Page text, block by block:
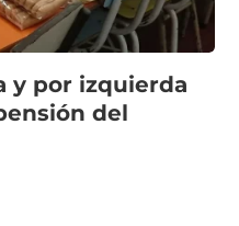
y por izquierda
del